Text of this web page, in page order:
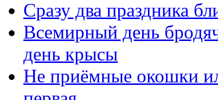
Сразу два праздника
Всемирный день
день крысы
Не приёмные окошки